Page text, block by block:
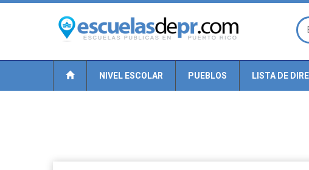
NIVEL ESCOLAR PUEBLOS LISTA DE